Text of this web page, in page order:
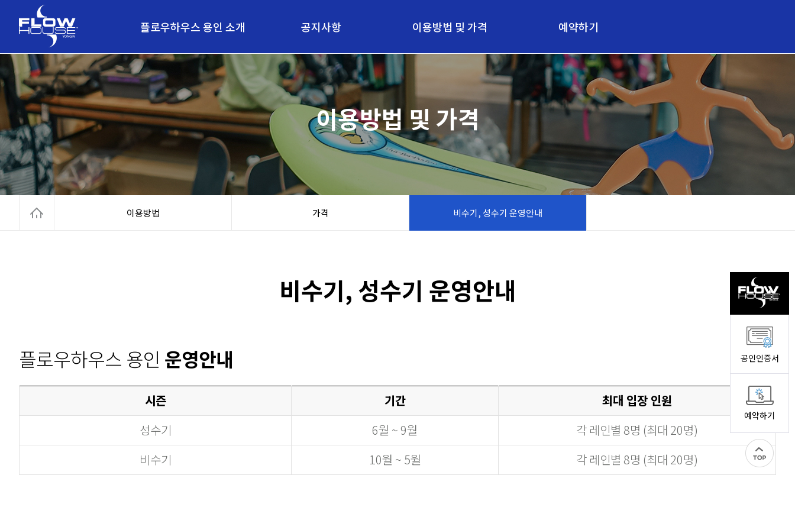
플로우하우스 용인 소개 공지사항 이용방법 및 가격 예약하기
안전한시설
레인별 인원수 제한
강력한 인공파도 즐기기
위치안내
공지사항
가격
비수기, 성수기 운영안내
예약하기
이용방법 및 가격
이용방법 가격 비수기, 성수기 운영안내
비수기, 성수기 운영안내
플로우하우스 용인 운영안내
시즌 기간
최대 입장 인원
성수기
6월 ~ 9월
각 레인별 8명 (최대 20명)
비수기
10월 ~ 5월 각 레인별 8명 (최대 20명)
공인인증서
예약하기